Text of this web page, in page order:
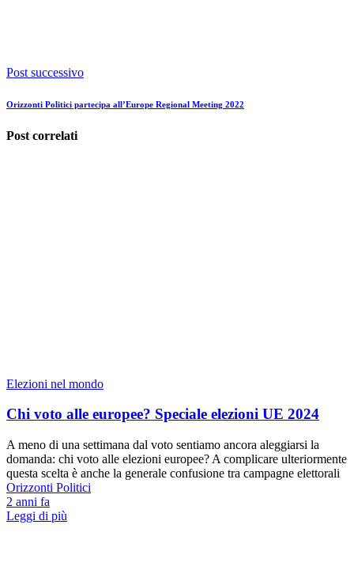
Post successivo
Orizzonti Politici partecipa all’Europe Regional Meeting 2022
Post correlati
Elezioni nel mondo
Chi voto alle europee? Speciale elezioni UE 2024
A meno di una settimana dal voto sentiamo ancora aleggiarsi la
domanda: chi voto alle elezioni europee? A complicare ulteriormente
questa scelta è anche la generale confusione tra campagne elettorali
Orizzonti Politici
2 anni fa
Leggi di più